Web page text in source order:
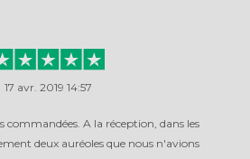
17 avr. 2019 14:57
commandées. A la réception, dans les
deux auréoles que nous n'avions